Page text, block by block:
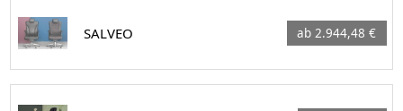
SALVEO ab 2.944,48 €